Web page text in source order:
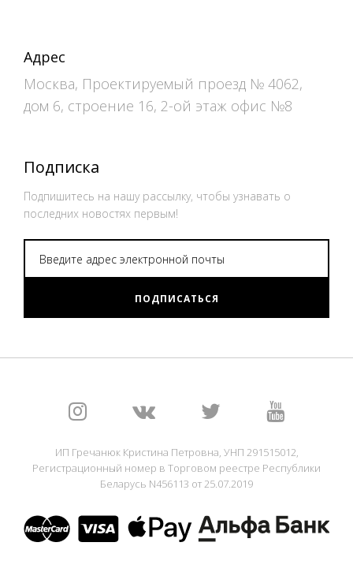
Адрес
Москва, Проектируемый проезд № 4062,
дом 6, строение 16, 2-ой этаж офис №8
Подписка
Подпишитесь на нашу рассылку, чтобы узнавать о
последних новостях первым!
ПОДПИСАТЬСЯ
ИП Гречанюк Кристина Петровна, УНП 291515012,
Регистрационный номер в Торговом реестре Республики
Беларусь N456113 от 25.07.2019